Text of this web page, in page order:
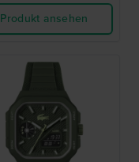
Produkt ansehen